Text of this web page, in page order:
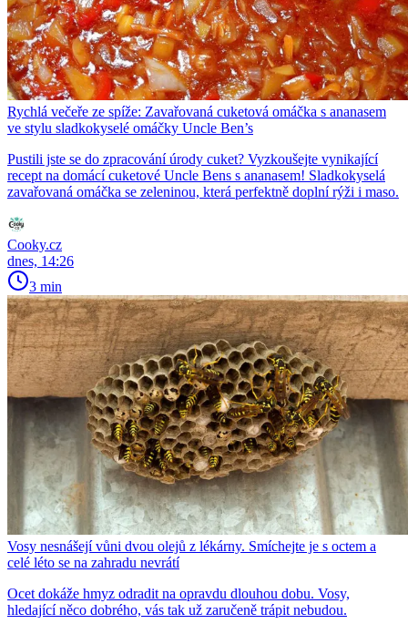
Rychlá večeře ze spíže: Zavařovaná cuketová omáčka s ananasem
ve stylu sladkokyselé omáčky Uncle Ben’s
Pustili jste se do zpracování úrody cuket? Vyzkoušejte vynikající
recept na domácí cuketové Uncle Bens s ananasem! Sladkokyselá
zavařovaná omáčka se zeleninou, která perfektně doplní rýži i maso.
Cooky.cz
dnes, 14:26
3 min
Vosy nesnášejí vůni dvou olejů z lékárny. Smíchejte je s octem a
celé léto se na zahradu nevrátí
Ocet dokáže hmyz odradit na opravdu dlouhou dobu. Vosy,
hledající něco dobrého, vás tak už zaručeně trápit nebudou.